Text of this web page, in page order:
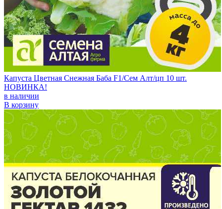
Капуста Цветная Снежная Баба F1/Сем Алт/цп 10 шт.
НОВИНКА!
в наличии
В корзину